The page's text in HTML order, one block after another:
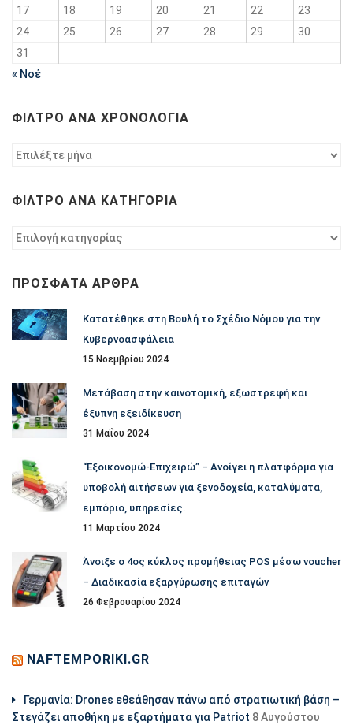
17
18 19 20 21 22
23
24
25 26 27 28 29
30
31
« Νοέ
ΦΊΛΤΡΟ ΑΝΆ ΧΡΟΝΟΛΟΓΊΑ
Φίλτρο
ΦΊΛΤΡΟ ΑΝΆ ΚΑΤΗΓΟΡΊΑ
Φίλτρο
ΠΡΌΣΦΑΤΑ ΆΡΘΡΑ
Κατατέθηκε στη Βουλή το Σχέδιο Νόμου για την
Κυβερνοασφάλεια
15 Νοεμβρίου 2024
Μετάβαση στην καινοτομική, εξωστρεφή και
έξυπνη εξειδίκευση
31 Μαΐου 2024
“Εξοικονομώ-Επιχειρώ” – Ανοίγει η πλατφόρμα για
υποβολή αιτήσεων για ξενοδοχεία, καταλύματα,
εμπόριο, υπηρεσίες.
11 Μαρτίου 2024
Άνοιξε ο 4ος κύκλος προμήθειας POS μέσω voucher
– Διαδικασία εξαργύρωσης επιταγών
26 Φεβρουαρίου 2024
NAFTEMPORIKI.GR
Γερμανία: Drones εθεάθησαν πάνω από στρατιωτική βάση –
Στεγάζει αποθήκη με εξαρτήματα για Patriot 8 Αυγούστου